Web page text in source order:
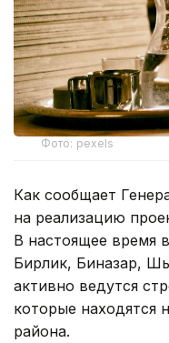
Фото: pexels
Как сообщает
на реализацию
В настоящее время
Бирлик, Биназар,
активно ведутся
которые находятся
района.